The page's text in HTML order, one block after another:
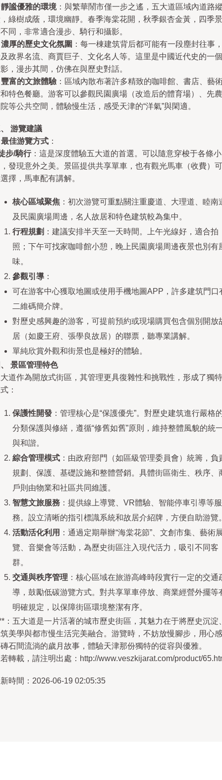
靜謐優雅的環境：與繁華鬧市僅一步之遙，五大道區域內道路
綠樹成蔭，環境幽靜。春季海棠花開，秋季銀杏金黃，四季景
同，非常適合漫步、騎行和攝影。
濃厚的歷史文化氛圍 ：每一棟建筑背后都可能有一段塵封往事
政界名流、商賈巨子、文化名人等。這里是中國近代史的一個
，漫步其間，仿佛在與歷史對話。
豐富的文旅體驗 ：區域內散布著許多精致的咖啡館、書店、藝
特色餐廳。游客可以參觀民園廣場（改造后的體育場）、先農
等公共空間，體驗慢生活，感受天津的“洋氣”與閑適。
游覽建議
最佳游覽方式 ：
步/騎行：這是深度體驗五大道的首選。可以隨意穿梭于各條小
發現意外之美。景區提供共享單車，也有觀光馬車（收費）可
擇，馬車配有講解。
核心區域聚焦 ：初次游覽可重點關注重慶道、大理道、睦南
及民園廣場周邊，名人故居和特色建筑較為集中。
行程規劃 ：建議安排半天至一天時間。上午光線好，適合拍
照；下午可找家咖啡館小憩，晚上民園廣場周邊夜景也別有
味。
參觀引導 ：
可在游客中心獲取地圖或使用手機地圖APP，許多建筑門口
二維碼簡介牌。
對歷史感興趣的游客，可提前預約或現場購買包含個別開放
居（如慶王府、張學良故居）的聯票，聽專業講解。
單純欣賞外觀和街景也是極好的體驗。
景區管理特色
道作為開放式街區，其管理更具復雜性和挑戰性，形成了獨特
：
保護性開發 ：管理核心是“保護優先”。對歷史建筑進行嚴格
分類保護與修繕，遵循“修舊如舊”原則，維持整體風貌的統
與和諧。
綜合管理模式 ：由政府部門（如區級管理委員會）統籌，負
規劃、保護、基礎設施和整體營銷。具體街區衛生、秩序、
戶則由物業和社區共同維護。
智慧文旅服務 ：提供線上導覽、VR體驗、智能停車引導等服
務。設立清晰的指引標識系統和故居介紹牌，方便自助游覽
活動活化利用 ：通過定期舉辦“海棠花節”、文創市集、藝術
覽、音樂會等活動，為歷史街區注入現代活力，吸引不同客
群。
交通與秩序管理 ：核心區域在旅游高峰時段實行一定的交通
導，鼓勵低碳游覽方式。對共享單車停放、商業經營外擺等
明確規定，以保障街區環境整潔有序。
：五大道是一片活著的城市歷史街區，其魅力在于將歷史沉淀
美學與都市慢生活完美融合。游覽時，不妨放慢腳步，用心感
石間流淌的歲月故事，體驗天津那份獨特的從容與優雅。
轉載，請注明出處：http://www.veszkijarat.com/product/
時間：2026-06-19 02:05:35